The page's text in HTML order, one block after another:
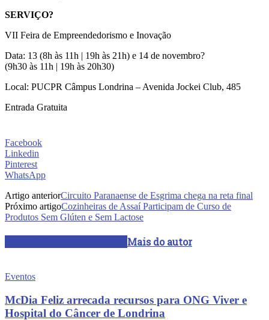
SERVIÇO?
VII Feira de Empreendedorismo e Inovação
Data: 13 (8h às 11h | 19h às 21h) e 14 de novembro?
(9h30 às 11h | 19h às 20h30)
Local: PUCPR Câmpus Londrina – Avenida Jockei Club, 485
Entrada Gratuita
Facebook
Linkedin
Pinterest
WhatsApp
Artigo anteriorCircuito Paranaense de Esgrima chega na reta final
Próximo artigoCozinheiras de Assaí Participam de Curso de
Produtos Sem Glúten e Sem Lactose
Mais do autor
Eventos
McDia Feliz arrecada recursos para ONG Viver e
Hospital do Câncer de Londrina